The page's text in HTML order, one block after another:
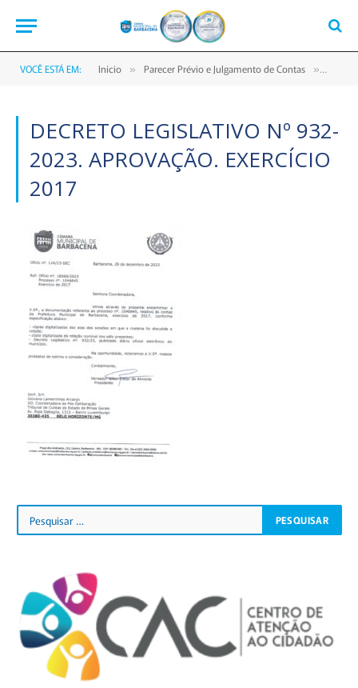
VOCÊ ESTÁ EM: Início » Parecer Prévio e Julgamento de Contas »
DECRETO LEGISLATIVO Nº 932-
2023. APROVAÇÃO. EXERCÍCIO
2017